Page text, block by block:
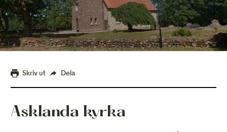
Skriv ut Dela
Asklanda kyrka